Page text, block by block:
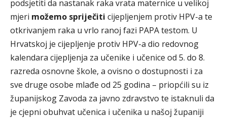
podsjetiti da nastanak raka vrata maternice u velikoj
mjeri možemo spriječiti cijepljenjem protiv HPV-a te
otkrivanjem raka u vrlo ranoj fazi PAPA testom. U
Hrvatskoj je cijepljenje protiv HPV-a dio redovnog
kalendara cijepljenja za učenike i učenice od 5. do 8.
razreda osnovne škole, a ovisno o dostupnosti i za
sve druge osobe mlađe od 25 godina – priopćili su iz
županijskog Zavoda za javno zdravstvo te istaknuli da
je cjepni obuhvat učenica i učenika u našoj županiji